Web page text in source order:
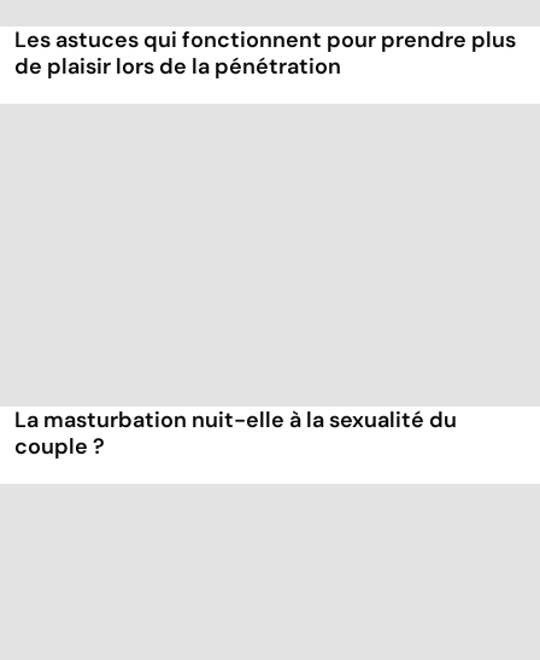
Les astuces qui fonctionnent pour prendre plus
de plaisir lors de la pénétration
La masturbation nuit-elle à la sexualité du
couple ?